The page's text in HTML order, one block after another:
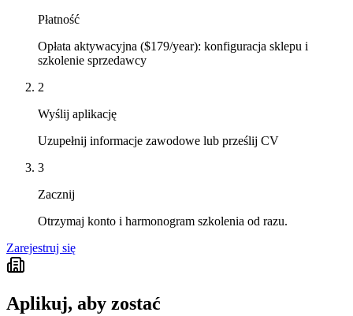
Płatność
Opłata aktywacyjna ($179/year): konfiguracja sklepu i
szkolenie sprzedawcy
2
Wyślij aplikację
Uzupełnij informacje zawodowe lub prześlij CV
3
Zacznij
Otrzymaj konto i harmonogram szkolenia od razu.
Zarejestruj się
Aplikuj, aby zostać